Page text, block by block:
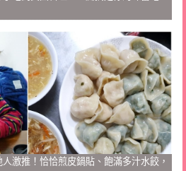
激推！恰恰煎皮鍋貼、飽滿多汁水餃，